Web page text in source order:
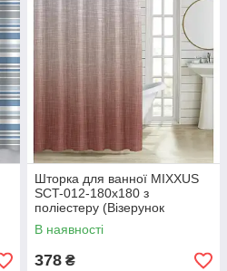
Шторка для ванної MIXXUS
SCT-012-180x180 з
поліестеру (Візерунок
рожево-сірий) (AC3582)
В наявності
378 ₴